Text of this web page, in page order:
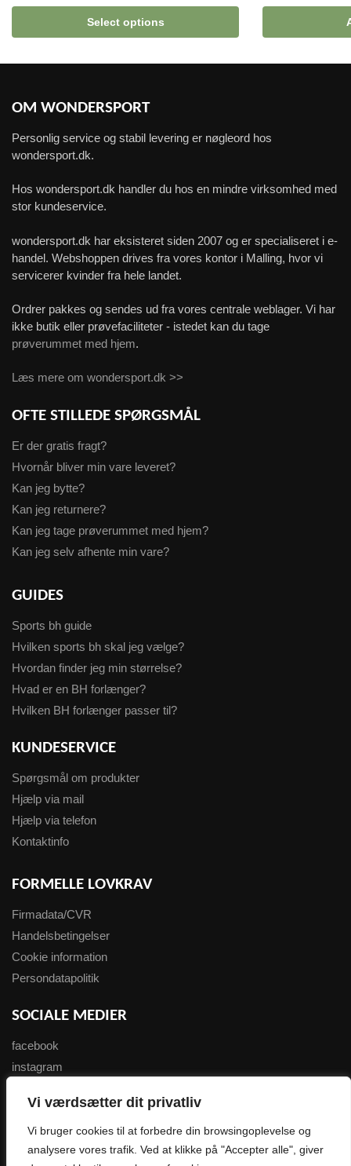
Vi værdsætter dit privatliv
Vi bruger cookies til at forbedre din browsingoplevelse og
analysere vores trafik. Ved at klikke på "Accepter alle", giver
Select options
OM WONDERSPORT
Personlig service og stabil levering er nøgleord hos
wondersport.dk.
Hos wondersport.dk handler du hos en mindre virksomhed med
stor kundeservice.
wondersport.dk har eksisteret siden 2007 og er specialiseret i e-
handel. Webshoppen drives fra vores kontor i Malling, hvor vi
servicerer kvinder fra hele landet.
Ordrer pakkes og sendes ud fra vores centrale weblager. Vi har
ikke butik eller prøvefaciliteter - istedet kan du tage
prøverummet med hjem.
Læs mere om wondersport.dk >>
OFTE STILLEDE SPØRGSMÅL
Er der gratis fragt?
Hvornår bliver min vare leveret?
Kan jeg bytte?
Kan jeg returnere?
Kan jeg tage prøverummet med hjem?
Kan jeg selv afhente min vare?
GUIDES
Sports bh guide
Hvilken sports bh skal jeg vælge?
Hvordan finder jeg min størrelse?
Hvad er en BH forlænger?
Hvilken BH forlænger passer til?
KUNDESERVICE
Spørgsmål om produkter
Hjælp via mail
Hjælp via telefon
Kontaktinfo
FORMELLE LOVKRAV
Firmadata/CVR
Handelsbetingelser
Cookie information
Persondatapolitik
SOCIALE MEDIER
facebook
instagram
NYHEDSBREV
Tilmeld her